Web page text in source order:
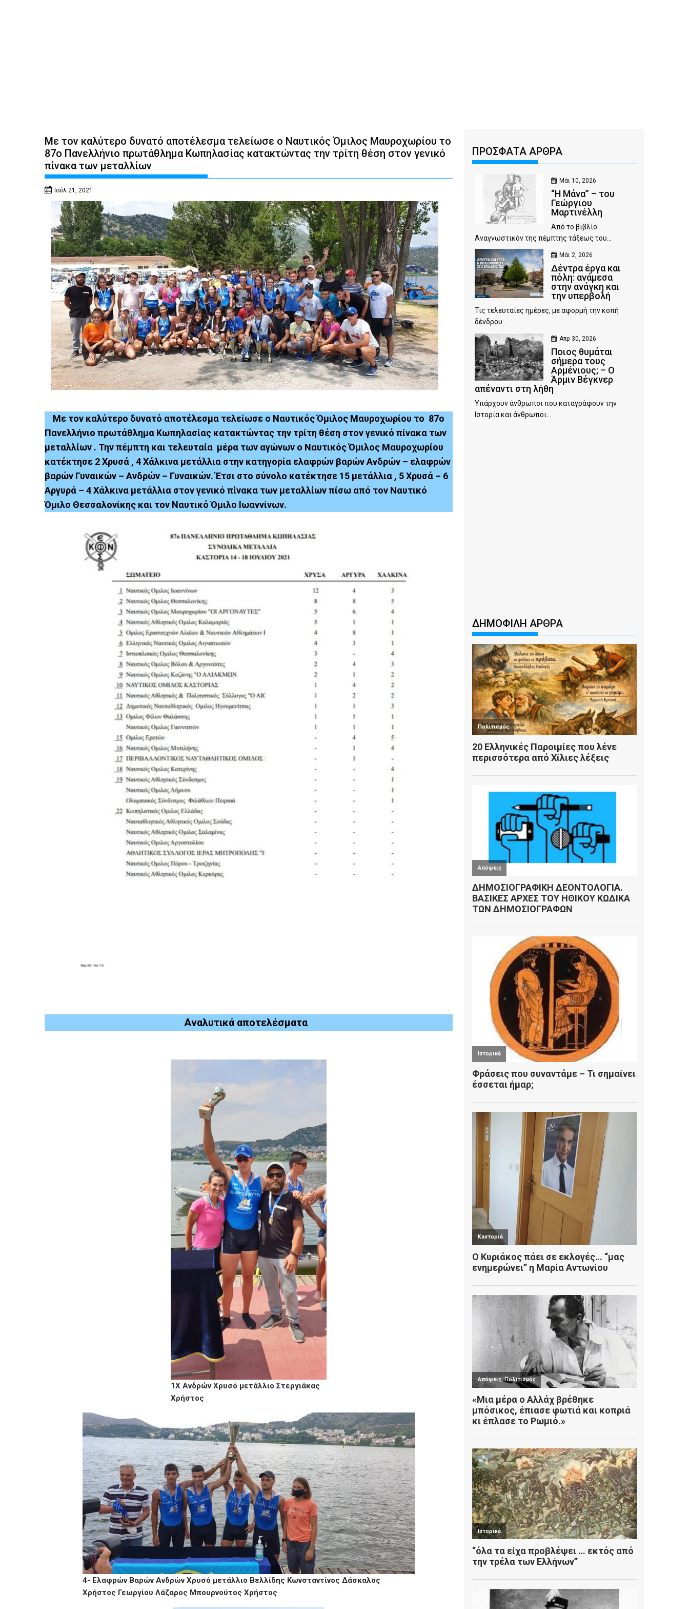
Με τον καλύτερο δυνατό αποτέλεσμα τελείωσε ο Ναυτικός Όμιλος Μαυροχωρίου το
87ο Πανελλήνιο πρωτάθλημα Κωπηλασίας κατακτώντας την τρίτη θέση στον γενικό
πίνακα των μεταλλίων
Ιούλ 21, 2021
Με τον καλύτερο δυνατό αποτέλεσμα τελείωσε ο Ναυτικός Όμιλος Μαυροχωρίου το 87ο
Πανελλήνιο πρωτάθλημα Κωπηλασίας κατακτώντας την τρίτη θέση στον γενικό πίνακα των
μεταλλίων . Την πέμπτη και τελευταία μέρα των αγώνων ο Ναυτικός Όμιλος Μαυροχωρίου
κατέκτησε 2 Χρυσά , 4 Χάλκινα μετάλλια στην κατηγορία ελαφρών βαρών Ανδρών – ελαφρών
βαρών Γυναικών – Ανδρών – Γυναικών. Έτσι στο σύνολο κατέκτησε 15 μετάλλια , 5 Χρυσά – 6
Αργυρά – 4 Χάλκινα μετάλλια στον γενικό πίνακα των μεταλλίων πίσω από τον Ναυτικό
Όμιλο Θεσσαλονίκης και τον Ναυτικό Όμιλο Ιωαννίνων.
Αναλυτικά αποτελέσματα
1Χ Ανδρών Χρυσό μετάλλιο Στεργιάκας
Χρήστος
4- Ελαφρών Βαρών Ανδρών Χρυσό μετάλλιο Βελλίδης Κωνσταντίνος Δάσκαλος
Χρήστος Γεωργίου Λάζαρος Μπουρνούτος Χρήστος
ΠΡΟΣΦΑΤΑ ΑΡΘΡΑ
Μάι 10, 2026
“Η Μάνα” – του
Γεώργιου
Μαρτινέλλη
Από το βιβλίο:
Αναγνωστικόν της πέμπτης τάξεως του...
Μάι 2, 2026
Δέντρα έργα και
πόλη: ανάμεσα
στην ανάγκη και
την υπερβολή
Τις τελευταίες ημέρες, με αφορμή την κοπή
δένδρου...
Απρ 30, 2026
Ποιος θυμάται
σήμερα τους
Αρμένιους; – Ο
Άρμιν Βέγκνερ
απέναντι στη λήθη
Υπάρχουν άνθρωποι που καταγράφουν την
Ιστορία και άνθρωποι...
ΔΗΜΟΦΙΛΗ ΑΡΘΡΑ